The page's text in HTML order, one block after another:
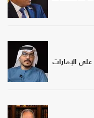
على الإمارات